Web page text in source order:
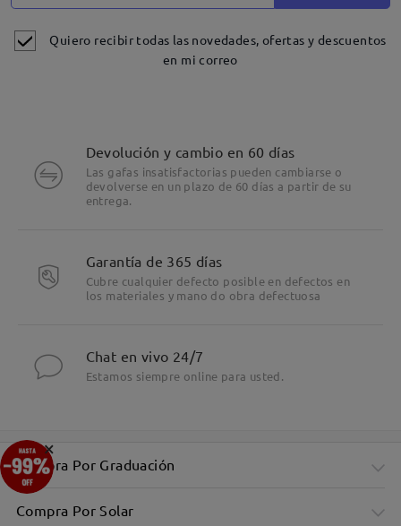
Quiero recibir todas las novedades, ofertas y descuentos
en mi correo
Devolución y cambio en 60 días
Las gafas insatisfactorias pueden cambiarse o
devolverse en un plazo de 60 días a partir de su
entrega.
Garantía de 365 días
Cubre cualquier defecto posible en defectos en
los materiales y mano do obra defectuosa
Chat en vivo 24/7
Estamos siempre online para usted.
Compra Por Graduación
Compra Por Solar
×